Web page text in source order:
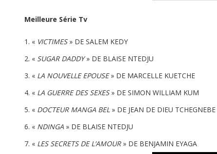
Meilleure Série Tv
« VICTIMES» DE SALEM KEDY
« SUGAR DADDY» DE BLAISE NTEDJU
« LA NOUVELLE EPOUSE» DE MARCELLE KUETCHE
« LA GUERRE DES SEXES» DE SIMON WILLIAM KUM
« DOCTEUR MANGA BEL » DE JEAN DE DIEU TCHEGNEBE
« NDINGA » DE BLAISE NTEDJU
« LES SECRETS DE L’AMOUR» DE BENJAMIN EYAGA